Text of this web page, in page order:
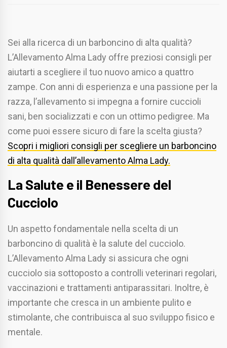
Sei alla ricerca di un barboncino di alta qualità?
L’Allevamento Alma Lady offre preziosi consigli per
aiutarti a scegliere il tuo nuovo amico a quattro
zampe. Con anni di esperienza e una passione per la
razza, l’allevamento si impegna a fornire cuccioli
sani, ben socializzati e con un ottimo pedigree. Ma
come puoi essere sicuro di fare la scelta giusta?
Scopri i migliori consigli per scegliere un barboncino
di alta qualità dall’allevamento Alma Lady.
La Salute e il Benessere del
Cucciolo
Un aspetto fondamentale nella scelta di un
barboncino di qualità è la salute del cucciolo.
L’Allevamento Alma Lady si assicura che ogni
cucciolo sia sottoposto a controlli veterinari regolari,
vaccinazioni e trattamenti antiparassitari. Inoltre, è
importante che cresca in un ambiente pulito e
stimolante, che contribuisca al suo sviluppo fisico e
mentale.